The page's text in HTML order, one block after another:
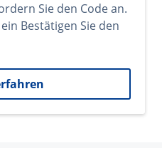
Sie den Code an.
Bestätigen Sie den